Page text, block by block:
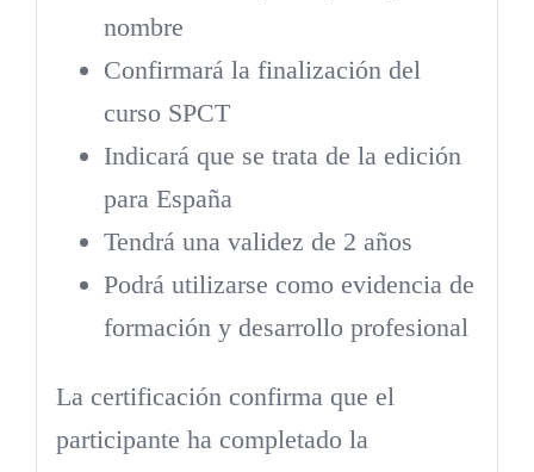
nombre
Confirmará la finalización del
curso SPCT
Indicará que se trata de la edición
para España
Tendrá una validez de 2 años
Podrá utilizarse como evidencia de
formación y desarrollo profesional
La certificación confirma que el
participante ha completado la